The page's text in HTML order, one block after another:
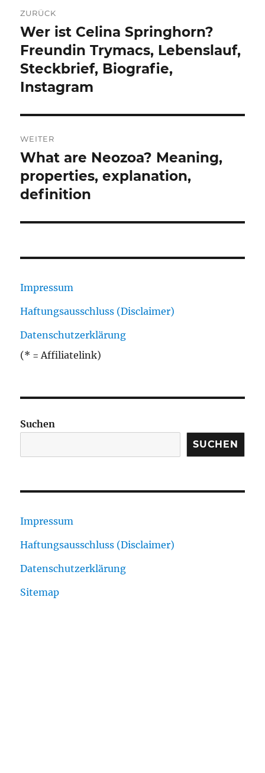
ZURÜCK
Vorheriger
Beitrag:
Wer ist Celina Springhorn?
Freundin Trymacs, Lebenslauf,
Steckbrief, Biografie,
Instagram
WEITER
Nächster
Beitrag:
What are Neozoa? Meaning,
properties, explanation,
definition
Impressum
Haftungsausschluss (Disclaimer)
Datenschutzerklärung
(* = Affiliatelink)
Suchen
SUCHEN
Impressum
Haftungsausschluss (Disclaimer)
Datenschutzerklärung
Sitemap